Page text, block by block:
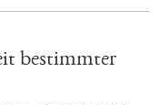
bestimmter